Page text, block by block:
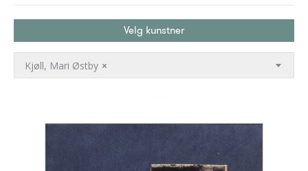
Velg kunstner
×
Kjøll, Mari Østby